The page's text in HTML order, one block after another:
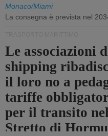
Monaco/Miami
La consegna è prevista nel
Le associazioni
shipping
il loro no a
tariffe
per il transito
Stretto di